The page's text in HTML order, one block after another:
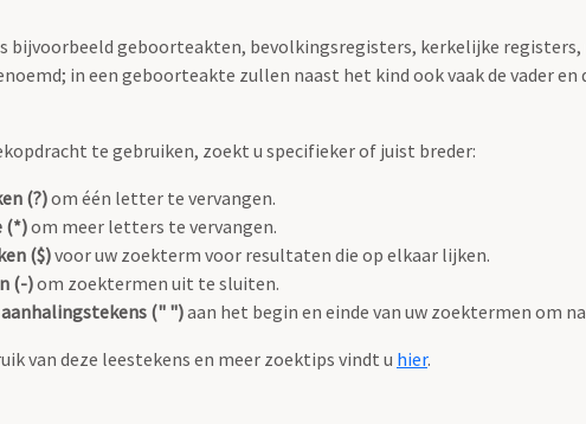
bijvoorbeeld geboorteakten, bevolkingsregisters, kerkelijke registers,
in een geboorteakte zullen naast het kind ook vaak de vader
te gebruiken, zoekt u specifieker of juist breder:
(?)om één letter te vervangen.
(*)om meer letters te vervangen.
($)voor uw zoekterm voor resultaten die op elkaar lijken.
(-)om zoektermen uit te sluiten.
(" ")aan het begin en einde van uw zoektermen om
van deze leestekens en meer zoektips vindt u hier.